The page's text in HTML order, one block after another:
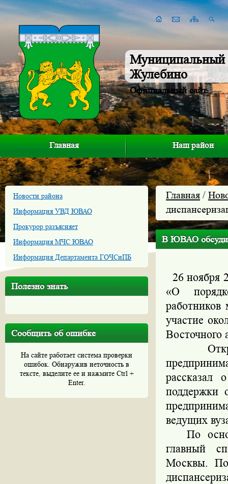
Муниципальный
Жулебино
Официальный сайт
Главная Наш район
Новости района
Информация УВД ЮВАО
Прокурор разъясняет
Информация МЧС ЮВАО
Информация Департамента ГОЧСиПБ
Полезно знать
Сообщить об ошибке
На сайте работает система проверки
ошибок. Обнаружив неточность в
тексте, выделите ее и нажмите Ctrl +
Enter.
Главная /
В ЮВАО
26 ноября
«О
участие
Восточного
Открыл
рассказал
поддержки
ведущих
По
главный
Москвы. По